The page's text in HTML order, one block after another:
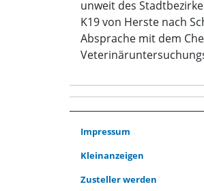
unweit des
K19 von Herste nach
Absprache mit dem
Höxter ab dem 24.
mitgenommen werden.
Frostperiode muss der
hoffen allerdings, dass
Impressum
Kleinanzeigen
Zusteller werden